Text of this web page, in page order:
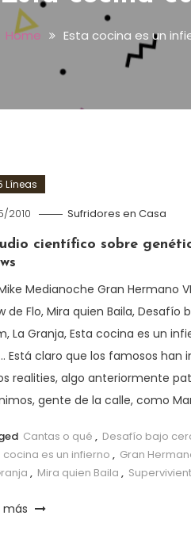
Home Esta cocina es un
Líneas
2010 Sufridores en Casa
científico sobre
Medianoche Gran Hermano
de Flo, Mira quien Baila, Desafío
La Granja, Esta cocina es un
Está claro que los famosos han
realities, algo anteriormente
gente de la calle, como
Cantas o qué , Desafío bajo
cocina es un infierno , Gran
, Mira quien Baila ,
más